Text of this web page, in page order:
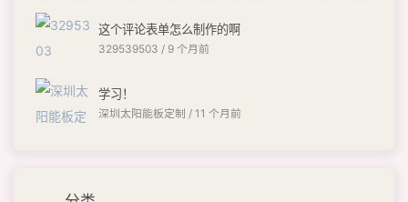
这个评论表单怎么制作的啊
329539503 / 9 个月前
学习！
深圳太阳能板定制 / 11 个月前